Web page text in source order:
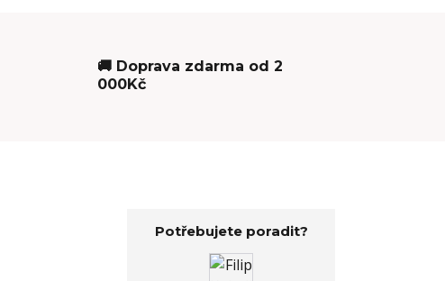
🚚 Doprava zdarma od 2
000Kč
Potřebujete poradit?